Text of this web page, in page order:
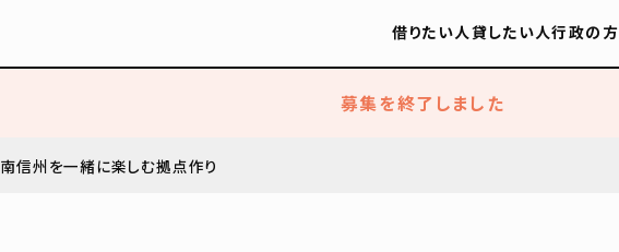
借りたい人貸したい人行政の方
募集を終了しました
南信州を一緒に楽しむ拠点作り